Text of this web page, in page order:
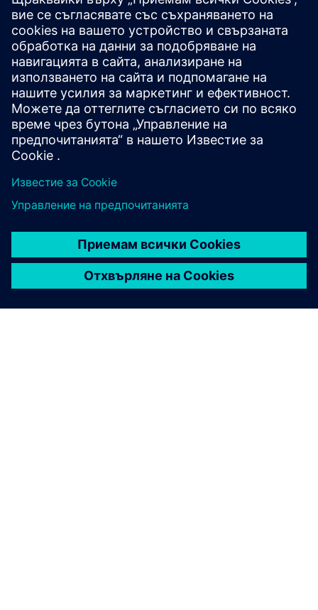
Siemens Energy Системи
Системите за средно напрежение на Siemens
осигуряват надеждно разпределение на
мощността с въздушно и газово изолирани
разпределителни устройства за всички
приложения.